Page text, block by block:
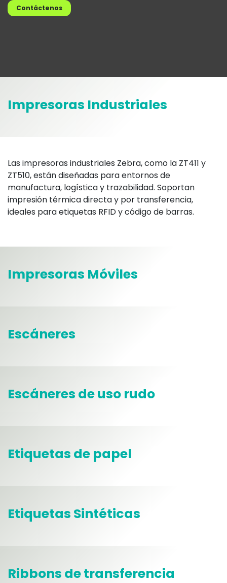
Contáctenos
Impresoras Industriales
Las impresoras industriales Zebra, como la ZT411 y
ZT510, están diseñadas para entornos de
manufactura, logística y trazabilidad. Soportan
impresión térmica directa y por transferencia,
ideales para etiquetas RFID y código de barras.
Impresoras Móviles
Escáneres
Escáneres de uso rudo
Etiquetas de papel
Etiquetas Sintéticas
Ribbons de transferencia